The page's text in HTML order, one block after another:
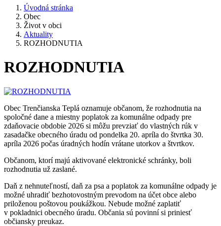
Úvodná stránka
Obec
Život v obci
Aktuality
ROZHODNUTIA
ROZHODNUTIA
Obec Trenčianska Teplá oznamuje občanom, že rozhodnutia na
spoločné dane a miestny poplatok za komunálne odpady pre
zdaňovacie obdobie 2026 si môžu prevziať do vlastných rúk v
zasadačke obecného úradu od pondelka 20. apríla do štvrtka 30.
apríla 2026 počas úradných hodín vrátane utorkov a štvrtkov.
Občanom, ktorí majú aktivované elektronické schránky, boli
rozhodnutia už zaslané.
Daň z nehnuteľností, daň za psa a poplatok za komunálne odpady je
možné uhradiť bezhotovostným prevodom na účet obce alebo
priloženou poštovou poukážkou. Nebude možné zaplatiť
v pokladnici obecného úradu. Občania sú povinní si priniesť
občiansky preukaz.